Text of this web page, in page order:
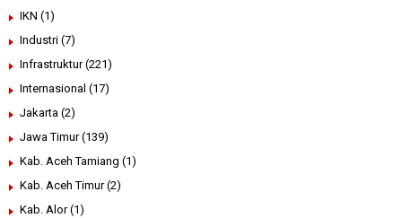
IKN (1)
Industri (7)
Infrastruktur (221)
Internasional (17)
Jakarta (2)
Jawa Timur (139)
Kab. Aceh Tamiang (1)
Kab. Aceh Timur (2)
Kab. Alor (1)